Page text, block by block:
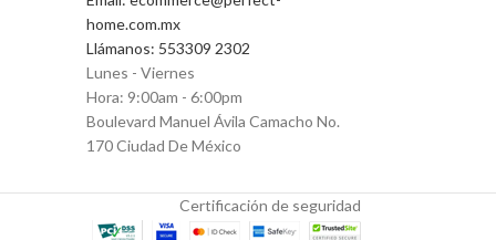
home.com.mx
Llámanos: 553309 2302
Lunes - Viernes
Hora: 9:00am - 6:00pm
Boulevard Manuel Ávila Camacho No.
170 Ciudad De México
Certificación de seguridad